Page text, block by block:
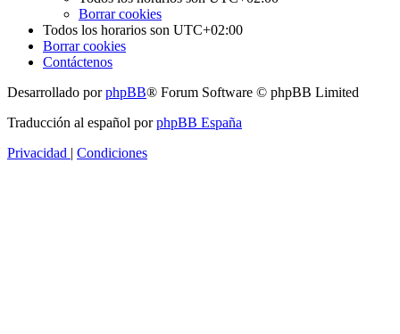
Borrar cookies
Todos los horarios son UTC+02:00
Borrar cookies
Contáctenos
Desarrollado porphpBB® Forum Software © phpBB Limited
Traducción al español porphpBB España
Privacidad
Condiciones